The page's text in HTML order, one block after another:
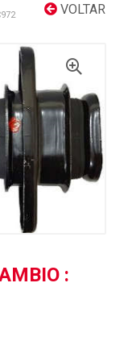
VOLTAR
: